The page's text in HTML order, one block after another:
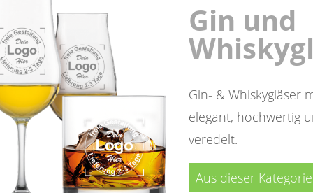
Gin und
Gin- & Whiskygläser
elegant, hochwertig
veredelt.
Aus dieser